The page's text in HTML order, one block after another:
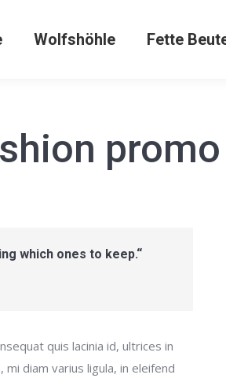
Wolfshöhle Fette
which ones to keep.“
quis lacinia id, ultrices in
diam varius ligula, in eleifend